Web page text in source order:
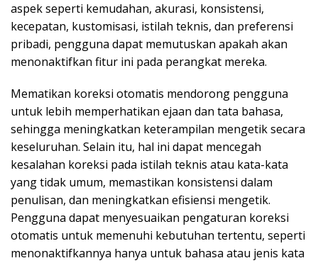
aspek seperti kemudahan, akurasi, konsistensi,
kecepatan, kustomisasi, istilah teknis, dan preferensi
pribadi, pengguna dapat memutuskan apakah akan
menonaktifkan fitur ini pada perangkat mereka.
Mematikan koreksi otomatis mendorong pengguna
untuk lebih memperhatikan ejaan dan tata bahasa,
sehingga meningkatkan keterampilan mengetik secara
keseluruhan. Selain itu, hal ini dapat mencegah
kesalahan koreksi pada istilah teknis atau kata-kata
yang tidak umum, memastikan konsistensi dalam
penulisan, dan meningkatkan efisiensi mengetik.
Pengguna dapat menyesuaikan pengaturan koreksi
otomatis untuk memenuhi kebutuhan tertentu, seperti
menonaktifkannya hanya untuk bahasa atau jenis kata